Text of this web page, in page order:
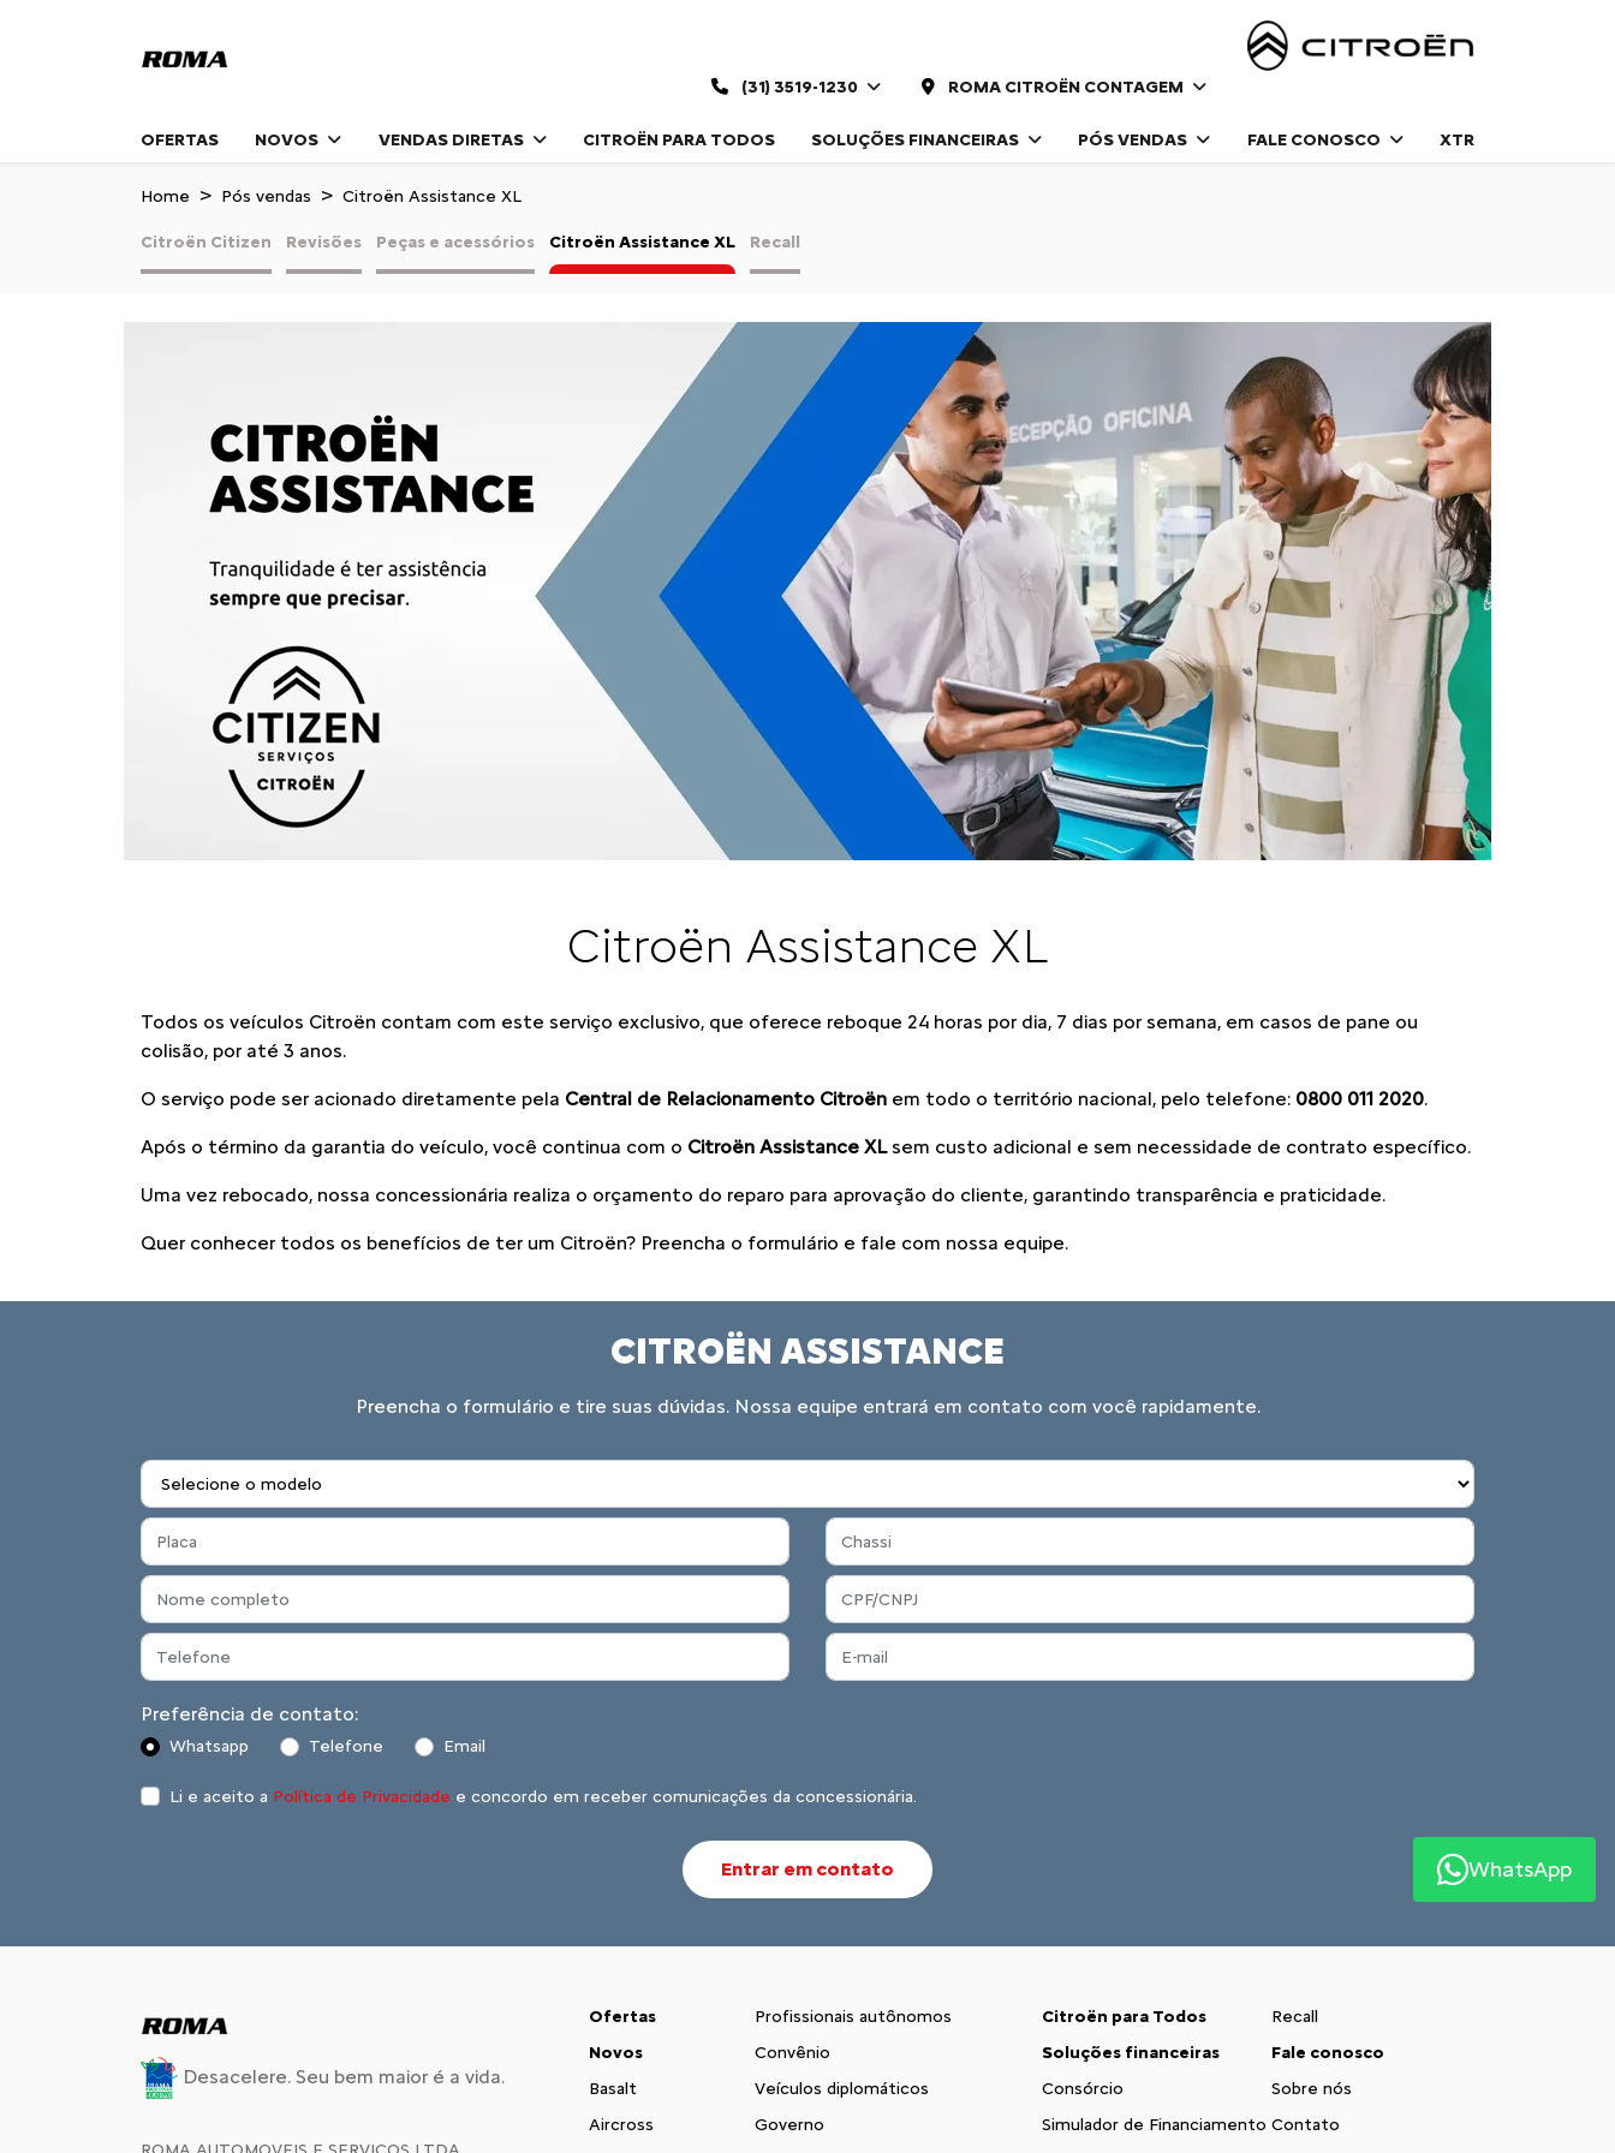
(31) 3519-1230 ROMA CITROËN CONTAGEM
OFERTAS NOVOS VENDAS DIRETAS CITROËN PARA TODOS SOLUÇÕES FINANCEIRAS PÓS VENDAS FALE CONOSCO XTR
Home Pós vendas Citroën Assistance XL
Citroën Citizen Revisões Peças e acessórios Citroën Assistance XL Recall
Citroën Assistance XL
Todos os veículos Citroën contam com este serviço exclusivo, que oferece reboque 24 horas por dia, 7 dias por semana, em casos de pane ou
colisão, por até 3 anos.
O serviço pode ser acionado diretamente pela Central de Relacionamento Citroën em todo o território nacional, pelo telefone: 0800 011 2020.
Após o término da garantia do veículo, você continua com o Citroën Assistance XLsem custo adicional e sem necessidade de contrato específico.
Uma vez rebocado, nossa concessionária realiza o orçamento do reparo para aprovação do cliente, garantindo transparência e praticidade.
Quer conhecer todos os benefícios de ter um Citroën? Preencha o formulário e fale com nossa equipe.
CITROËN ASSISTANCE
Preencha o formulário e tire suas dúvidas. Nossa equipe entrará em contato com você rapidamente.
Preferência de contato:
Whatsapp Telefone Email
Li e aceito a Política de Privacidade e concordo em receber comunicações da concessionária.
Entrar em contato
Desacelere. Seu bem maior é a vida.
Ofertas
Novos
Basalt
Aircross
Profissionais autônomos
Convênio
Veículos diplomáticos
Governo
Citroën para Todos
Soluções financeiras
Consórcio
Simulador de Financiamento
Recall
Fale conosco
Sobre nós
Contato
WhatsApp